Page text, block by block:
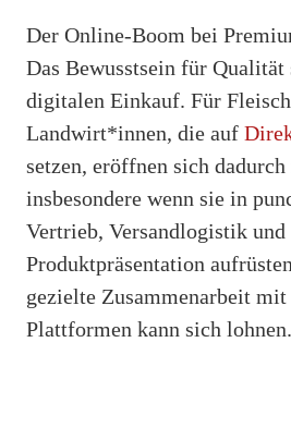
Der Online-Boom bei
Das Bewusstsein für Qualität
digitalen Einkauf. Für
Landwirt*innen, die auf
setzen, eröffnen sich dadurch
insbesondere wenn sie in
Vertrieb, Versandlogistik und
Produktpräsentation
gezielte Zusammenarbeit
Plattformen kann sich lohnen.